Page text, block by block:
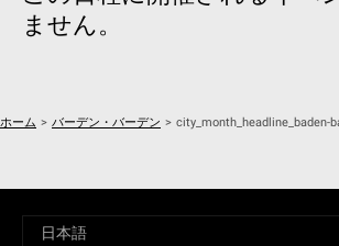
ません。
ホーム > バーデン・バーデン > city_month_headline_baden-